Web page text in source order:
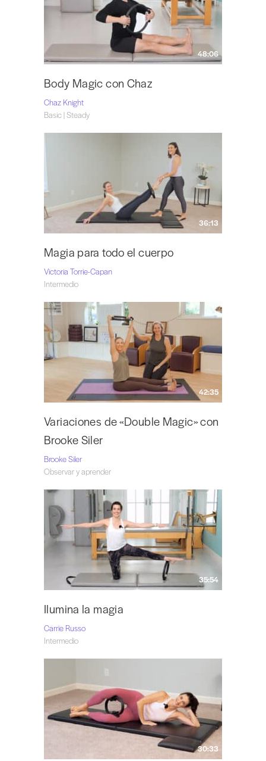
48:06
Body Magic con Chaz
Chaz Knight
Basic | Steady
36:13
Magia para todo el cuerpo
Victoria Torrie-Capan
Intermedio
42:35
Variaciones de «Double Magic» con
Brooke Siler
Brooke Siler
Observar y aprender
35:54
Ilumina la magia
Carrie Russo
Intermedio
30:33